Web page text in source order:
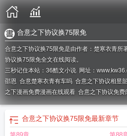
合意之下协议换75限免
合意之下协议换75限免是由作者：楚寒衣青所
协议换75限免全文在线阅读。
三秒记住本站：36酷文小说 网址：
邵恩 合意楚寒衣青有车吗 合意之下协议相昱
之下漫画免费漫画在线观看 合意之下协议免费
心人至话相投合意酒店合意四字成语合意
是真的吗 合意成语 合意 楚寒衣青
合意之下
话 合议庭是不是意味不用开庭了
合意之下协议换75限免最新章节